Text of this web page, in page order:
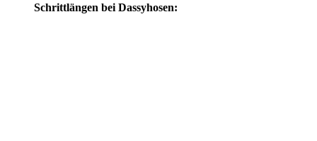
Schrittlängen bei Dassyhosen: